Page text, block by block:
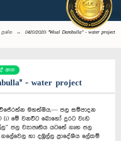
0420/2020: "Wisal Dambulla" - water project
දී ඇත
- water project
මහත්මිය,— ජල සම්පාදන
(i) මේ වනවිට බොහෝ දුරට වැඩ
ජල ව්‍යාපෘතිය යටතේ ගෘහ ජල
හා දඹුල්ල ප්‍රාදේශීය ලේකම්